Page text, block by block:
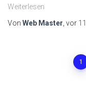
Weiterlesen
Von Web Master , vor
1